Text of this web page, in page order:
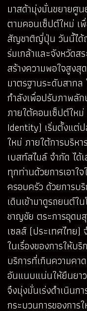
มาสด้ามุ่งมั่นขยายศู
ตามคอนเซ็ปต์ใหม่ เ
สัญชาติญี่ปุ่น วันนี้ได้ฤ
ร่มเกล้าและจังหวัดส
สร้างความพอใจสูงสุ
มาตรฐานระดับสากล
กำลังเพื่อปรับภาพลั
ภายใต้คอนเซ็ปต์ให
Identity) เริ่มตั้งแต่
ใหม่ ภายใต้การบริห
เบสท์สไมล์ จำกัด ไ
ทุกท่านด้วยการเอาใ
ครอบครัว ด้วยการบ
เดินเข้ามาดูรถยนต์ใน
ชาญชัย ตระการอุดม
เซลส์ (ประเทศไทย)
ในเรื่องของการให้บริ
บริการที่เกินความค
อันแนบแน่นให้ยืนยา
จึงมุ่งมั่นเร่งดำเนินก
กระบวนการของการ